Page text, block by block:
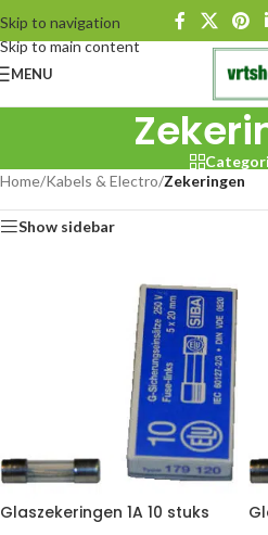
Skip to navigation
Skip to main content
MENU
Home/Kabels & Electro/Zekeringen
Show sidebar
Glaszekeringen 1A 10 stuks